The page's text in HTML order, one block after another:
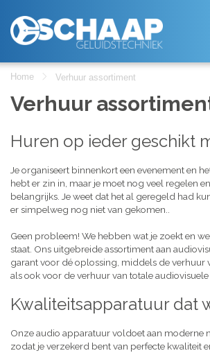
Home Verhuur assortiment
Verhuur
Huren op ieder geschikt
Je organiseert binnenkort een evenement en
hebt er zin in, maar je moet nog veel regelen
belangrijks. Je weet dat het al geregeld had
er simpelweg nog niet van gekomen..
Geen probleem! We hebben wat je zoekt en
staat. Ons uitgebreide assortiment aan
garant voor dé oplossing, middels de verhuur
als ook voor de verhuur van totale audiovisuele
Kwaliteitsapparatuur dat
Onze audio apparatuur voldoet aan moderne
zodat je verzekerd bent van perfecte kwaliteit